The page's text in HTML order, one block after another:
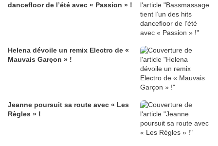
dancefloor de l’été avec « Passion » !
Helena dévoile un remix Electro de «
Mauvais Garçon » !
Jeanne poursuit sa route avec « Les
Règles » !